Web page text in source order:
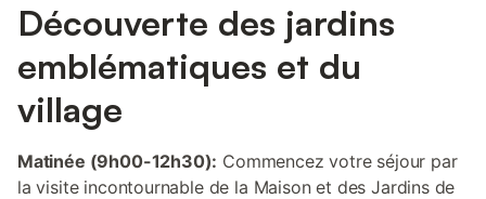
Découverte des jardins
emblématiques et du
village
Matinée (9h00-12h30): Commencez votre séjour par
la visite incontournable de la Maison et des Jardins de